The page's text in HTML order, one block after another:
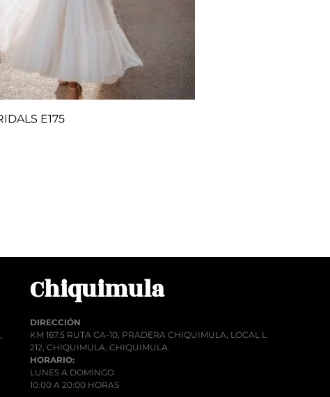
E175
Chiquimula
DIRECCIÓN
KM 167.5 RUTA CA-10, PRADERA CHIQUIMULA, LOCAL L
212, CHIQUIMULA, CHIQUIMULA.
HORARIO:
LUNES A DOMINGO
10:00 A 20:00 HORAS